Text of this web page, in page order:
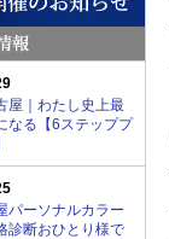
屋｜わたし史上最
なる【6ステッププ
パーソナルカラー
診断おひとり様で